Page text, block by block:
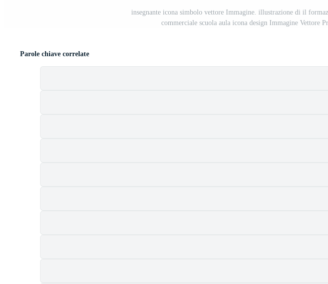
insegnante icona simbolo vettore Immagine. illustrazione di il
commerciale scuola aula icona design Immagine Vettore
Parole chiave correlate